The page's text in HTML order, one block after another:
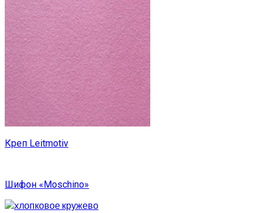
Креп Leitmotiv
Шифон «Moschino»